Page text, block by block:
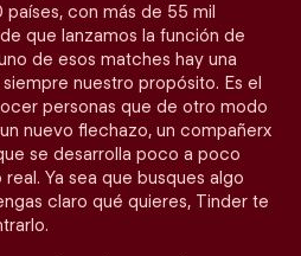
países, con más de 55 mil
que lanzamos la función de
de esos matches hay una
nuestro propósito. Es el
personas que de otro modo
nuevo flechazo, un compañerx
se desarrolla poco a poco
Ya sea que busques algo
claro qué quieres, Tinder te